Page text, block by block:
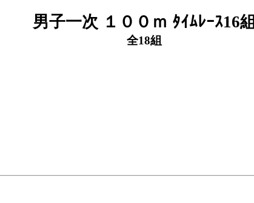
男子一次 １００ｍ ﾀｲﾑﾚｰｽ16組
全18組